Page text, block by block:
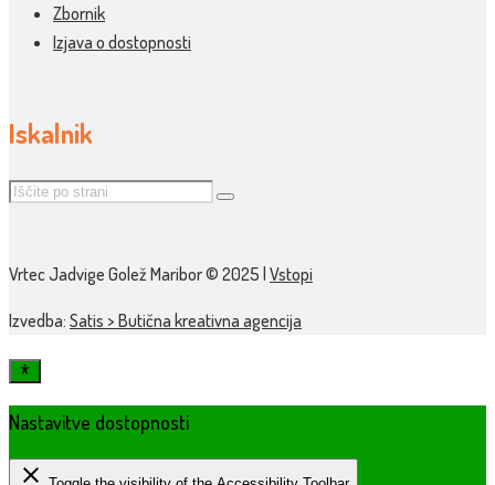
Zbornik
Izjava o dostopnosti
Iskalnik
Vrtec Jadvige Golež Maribor © 2025 | Vstopi
Izvedba: Satis > Butična kreativna agencija
Nastavitve dostopnosti
close